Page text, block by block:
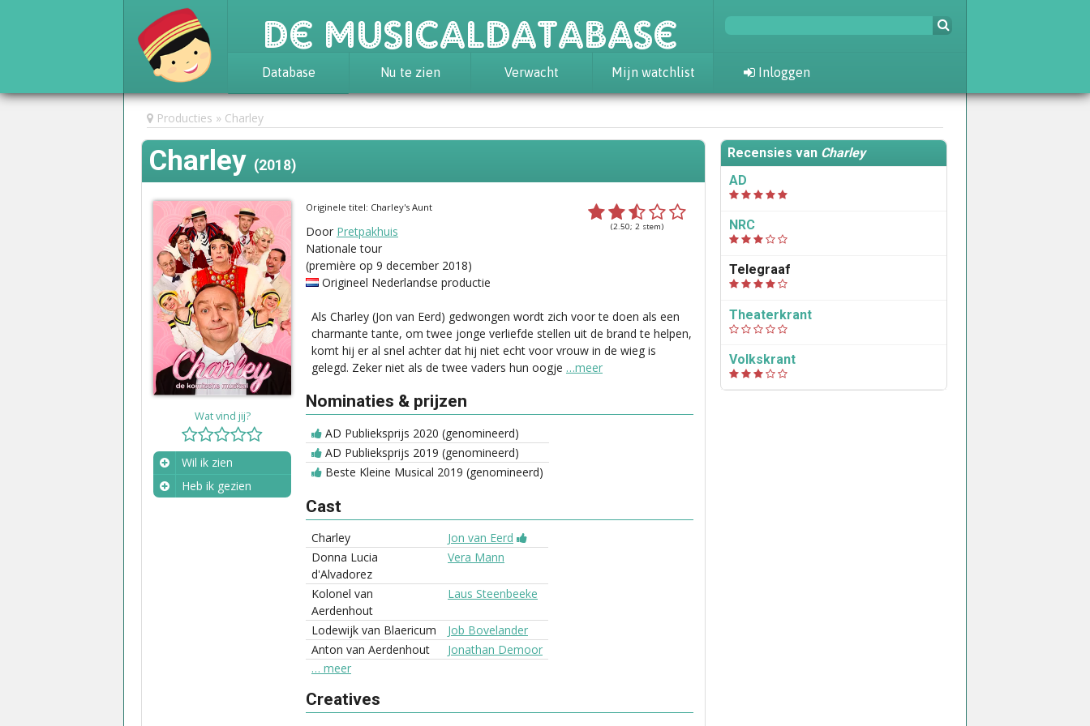
De Musicaldatabase
Database
Achtergrond
Awards
Statistieken
Nu te zien Verwacht Mijn watchlist Inloggen
Producties Charley
Charley (2018)
Wat vind jij?
Wil ik zien
Heb ik gezien
Originele titel: Charley's Aunt
(2.50; 2 stem)
Door Pretpakhuis
Nationale tour
(première op 9 december 2018)
Origineel Nederlandse productie
Als Charley (Jon van Eerd) gedwongen wordt zich voor te doen als een
charmante tante, om twee jonge verliefde stellen uit de brand te helpen,
komt hij er al snel achter dat hij niet echt voor vrouw in de wieg is
gelegd. Zeker niet als de twee vaders hun oogje …meer
Nominaties & prijzen
AD Publieksprijs 2020 (genomineerd)
AD Publieksprijs 2019 (genomineerd)
Beste Kleine Musical 2019 (genomineerd)
Cast
Charley
Jon van Eerd
Donna Lucia
d'Alvadorez
Vera Mann
Kolonel van
Aerdenhout
Laus Steenbeeke
Lodewijk van Blaericum
Job Bovelander
Anton van Aerdenhout
Jonathan Demoor
… meer
Creatives
Recensies van Charley
AD
NRC
Telegraaf
Theaterkrant
Volkskrant